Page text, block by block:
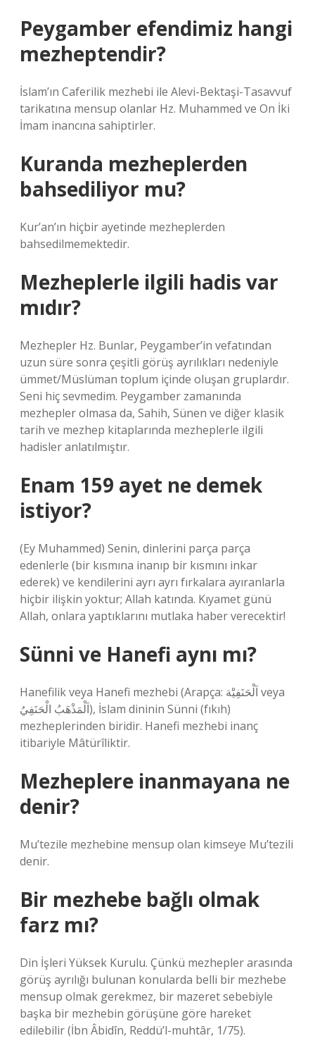
Peygamber efendimiz hangi
mezheptendir?
İslam’ın Caferilik mezhebi ile Alevi-Bektaşi-Tasavvuf
tarikatına mensup olanlar Hz. Muhammed ve On İki
İmam inancına sahiptirler.
Kuranda mezheplerden
bahsediliyor mu?
Kur’an’ın hiçbir ayetinde mezheplerden
bahsedilmemektedir.
Mezheplerle ilgili hadis var
mıdır?
Mezhepler Hz. Bunlar, Peygamber’in vefatından
uzun süre sonra çeşitli görüş ayrılıkları nedeniyle
ümmet/Müslüman toplum içinde oluşan gruplardır.
Seni hiç sevmedim. Peygamber zamanında
mezhepler olmasa da, Sahih, Sünen ve diğer klasik
tarih ve mezhep kitaplarında mezheplerle ilgili
hadisler anlatılmıştır.
Enam 159 ayet ne demek
istiyor?
(Ey Muhammed) Senin, dinlerini parça parça
edenlerle (bir kısmına inanıp bir kısmını inkar
ederek) ve kendilerini ayrı ayrı fırkalara ayıranlarla
hiçbir ilişkin yoktur; Allah katında. Kıyamet günü
Allah, onlara yaptıklarını mutlaka haber verecektir!
Sünni ve Hanefi aynı mı?
Hanefilik veya Hanefi mezhebi (Arapça: اَلْحَنَفِيَْة veya
اَلْمَذْهَبُ الْحَنَفِيُ), İslam dininin Sünni (fıkıh)
mezheplerinden biridir. Hanefi mezhebi inanç
itibariyle Mâtürîliktir.
Mezheplere inanmayana ne
denir?
Mu’tezile mezhebine mensup olan kimseye Mu’tezili
denir.
Bir mezhebe bağlı olmak
farz mı?
Din İşleri Yüksek Kurulu. Çünkü mezhepler arasında
görüş ayrılığı bulunan konularda belli bir mezhebe
mensup olmak gerekmez, bir mazeret sebebiyle
başka bir mezhebin görüşüne göre hareket
edilebilir (İbn Âbidîn, Reddü’l-muhtâr, 1/75).